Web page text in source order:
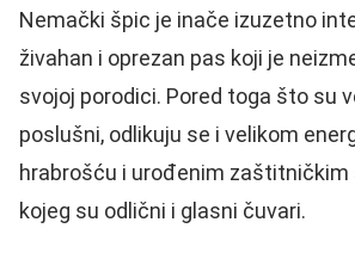
Nemački špic je inače izuzetno
živahan i oprezan pas koji je
svojoj porodici. Pored toga što su
poslušni, odlikuju se i velikom
hrabrošću i urođenim zaštitničkim
kojeg su odlični i glasni čuvari.